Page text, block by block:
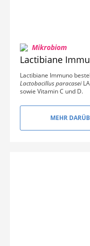
Mikrobiom
Lactibiane
Lactibiane Immuno
Lactobacillus paracasei
sowie Vitamin C und D.
MEHR